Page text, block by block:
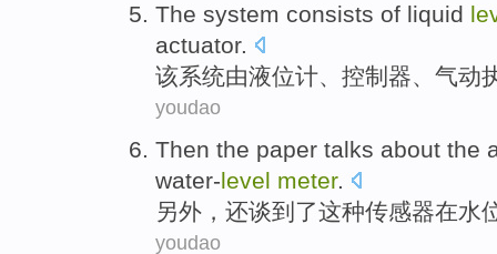
The system consists of liquid
actuator.
该系统由液位计、 控制器、 气动
youdao
Then the paper talks about the
water-level meter.
另外 ，还谈到 了这种传感器在水
youdao